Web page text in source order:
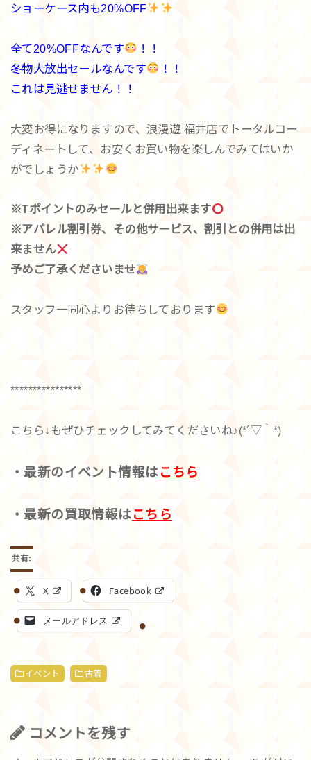
ショーケース内も20%OFF
全て20%OFFなんです
！！
冬物大放出セールなんです
！！
これは見逃せません！！
大変お得になりますので、浪漫遊 福井店でトータルコー
ディネートして、お安くお買い物を楽しんでみてはいか
がでしょうか
※Tポイントのみセールと併用出来ます
※アパレル割引券、その他サービス、割引との併用は出
来ません
予めご了承くださいませ
スタッフ一同心よりお待ちしております
****************
こちら↓もぜひチェックしてみてくださいね♪(*´▽｀*)
・最新のイベント情報はこちら
・最新の買取情報はこちら
共有:
X Facebook
メールアドレス
イベント 古着
コメントを残す